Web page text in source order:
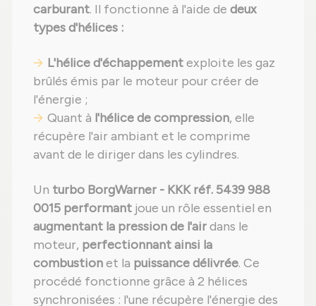
carburant. Il fonctionne à l'aide de deux
types d'hélices :
L'hélice d'échappementexploite les gaz
brûlés émis par le moteur pour créer de
l'énergie ;
Quant à l'hélice de compression, elle
récupère l'air ambiant et le comprime
avant de le diriger dans les cylindres.
Un turbo BorgWarner - KKK réf. 5439 988
0015 performant joue un rôle essentiel en
augmentant la pression de l'airdans le
moteur, perfectionnant ainsi la
combustionet la puissance délivrée. Ce
procédé fonctionne grâce à 2 hélices
synchronisées : l'une récupère l'énergie des